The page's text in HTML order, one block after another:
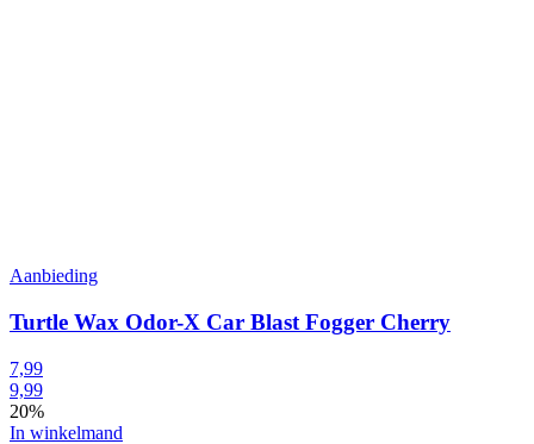
Aanbieding
Turtle Wax Odor-X Car Blast Fogger Cherry
7,99
9,99
20%
In winkelmand